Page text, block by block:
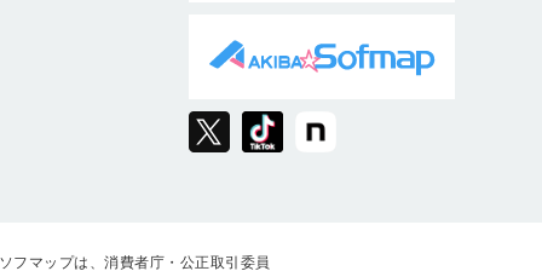
ソフマップは、消費者庁・公正取引委員